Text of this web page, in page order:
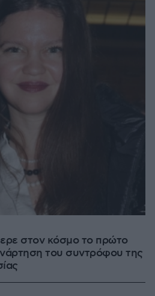
στον κόσμο το πρώτο
του συντρόφου της